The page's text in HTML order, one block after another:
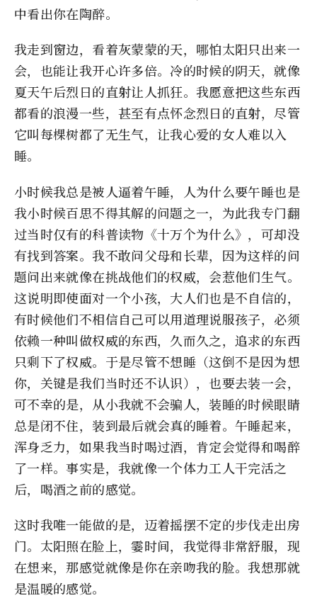
中看出你在陶醉。
我走到窗边，看着灰蒙蒙的天，哪怕太阳只出来一
会，也能让我开心许多倍。冷的时候的阴天，就像
夏天午后烈日的直射让人抓狂。我愿意把这些东西
都看的浪漫一些，甚至有点怀念烈日的直射，尽管
它叫每棵树都了无生气，让我心爱的女人难以入
睡。
小时候我总是被人逼着午睡，人为什么要午睡也是
我小时候百思不得其解的问题之一，为此我专门翻
过当时仅有的科普读物《十万个为什么》，可却没
有找到答案。我不敢问父母和长辈，因为这样的问
题问出来就像在挑战他们的权威，会惹他们生气。
这说明即使面对一个小孩，大人们也是不自信的，
有时候他们不相信自己可以用道理说服孩子，必须
依赖一种叫做权威的东西，久而久之，追求的东西
只剩下了权威。于是尽管不想睡（这倒不是因为想
你，关键是我们当时还不认识），也要去装一会，
可不幸的是，从小我就不会骗人，装睡的时候眼睛
总是闭不住，装到最后就会真的睡着。午睡起来，
浑身乏力，如果我当时喝过酒，肯定会觉得和喝醉
了一样。事实是，我就像一个体力工人干完活之
后，喝酒之前的感觉。
这时我唯一能做的是，迈着摇摆不定的步伐走出房
门。太阳照在脸上，霎时间，我觉得非常舒服，现
在想来，那感觉就像是你在亲吻我的脸。我想那就
是温暖的感觉。